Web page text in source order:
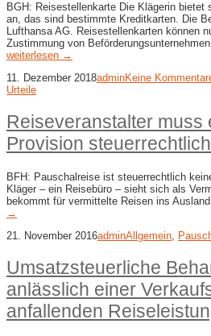
BGH: Reisestellenkarte Die Klägerin bietet
an, das sind bestimmte Kreditkarten. Die
Lufthansa AG. Reisestellenkarten können
Zustimmung von
weiterlesen →
11. Dezember 2018adminKeine
Urteile
Reiseveranstalter muss
Provision
BFH: Pauschalreise ist steuerrechtlich
Kläger – ein Reisebüro – sieht sich als
bekommt für vermittelte Reisen ins
→
21. November 2016adminAllgemein
Umsatzsteuerliche
anlässlich einer
anfallenden